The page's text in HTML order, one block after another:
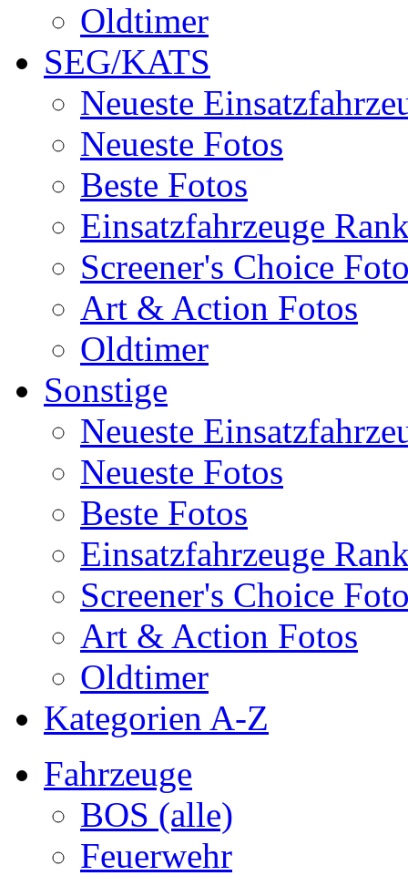
Oldtimer
SEG/KATS
Neueste
Neueste Fotos
Beste Fotos
Einsatzfahrzeuge
Screener's Choice
Art & Action Fotos
Oldtimer
Sonstige
Neueste
Neueste Fotos
Beste Fotos
Einsatzfahrzeuge
Screener's Choice
Art & Action Fotos
Oldtimer
Kategorien A-Z
Fahrzeuge
BOS (alle)
Feuerwehr